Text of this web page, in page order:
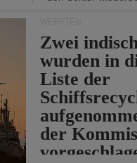
Zwei
wurden in
Liste der
der